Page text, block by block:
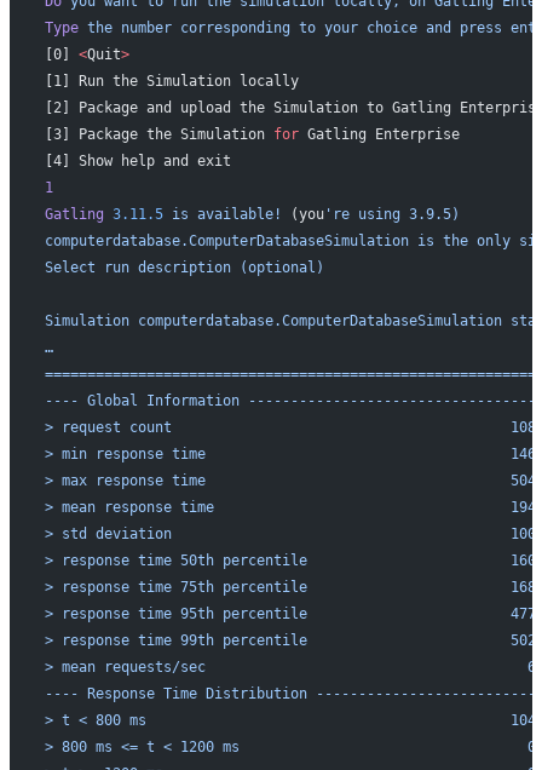
Type the number corresponding to your choice and press
[0] <Quit>
[1] Run the Simulation locally
[2] Package and upload the Simulation to Gatling
[3] Package the Simulation for Gatling Enterprise
[4] Show help and exit
1
Gatling 3.11.5 is available! (you're using 3.9.5)
computerdatabase.ComputerDatabaseSimulation is the only
Select run description (optional)
Simulation computerdatabase.ComputerDatabaseSimulation
…
---- Global Information
> request count                                        108
> min response time                                    146
> max response time                                    504
> mean response time                                   194
> std deviation                                        100
> response time 50th percentile                        160
> response time 75th percentile                        168
> response time 95th percentile                        477
> response time 99th percentile                        502
> mean requests/sec                                      6
---- Response Time Distribution
> t < 800 ms                                           104 (
> 800 ms <= t < 1200 ms                                  0